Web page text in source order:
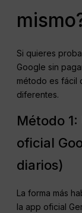
Si quieres
Google sin
método es fácil
diferentes.
Método
oficial
diarios)
La forma más
la app oficial